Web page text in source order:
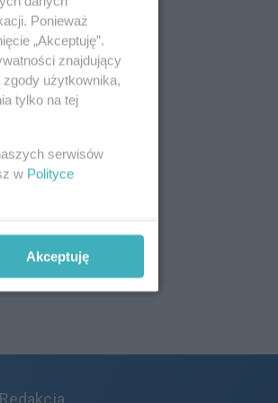
Ponieważ
„Akceptuję”.
znajdujący
użytkownika,
tylko na tej
serwisów
w Polityce
Akceptuję